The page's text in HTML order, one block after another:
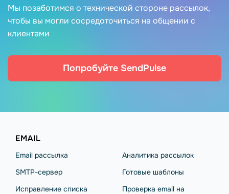
Мы позаботимся о технической стороне рассылок,
чтобы вы могли сосредоточиться на общении с
клиентами
Попробуйте SendPulse
EMAIL
Email рассылка
SMTP-сервер
Исправление списка
Аналитика рассылок
Готовые шаблоны
Проверка email на